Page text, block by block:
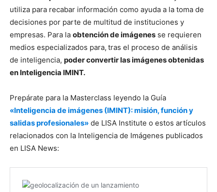
utiliza para recabar información como ayuda a la toma de
decisiones por parte de multitud de instituciones y
empresas. Para la obtención de imágenes se requieren
medios especializados para, tras el proceso de análisis
de inteligencia, poder convertir las imágenes obtenidas
en Inteligencia IMINT.
Prepárate para la Masterclass leyendo la Guía
«Inteligencia de imágenes (IMINT): misión, función y
salidas profesionales» de LISA Institute o estos artículos
relacionados con la Inteligencia de Imágenes publicados
en LISA News: